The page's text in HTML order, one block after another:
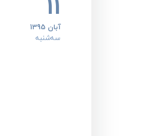
آبان 1395
سه‌شنبه